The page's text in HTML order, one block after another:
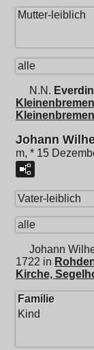
Mutter-leiblich
alle
N.N.
Kleinenbremen
Kleinenbremen
Johann
m, * 15
Vater-leiblich
alle
Johann
1722 in
Kirche,
Familie
Kind